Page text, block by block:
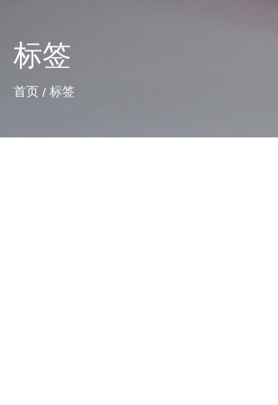
标签
首页 / 标签